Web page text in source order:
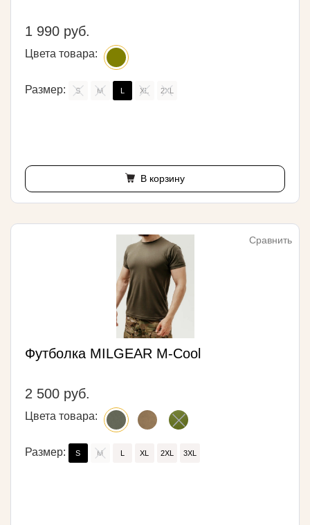
1 990 руб.
Цвета товара:
Размер: S M L XL 2XL
В корзину
Сравнить
Футболка MILGEAR M-Cool
2 500 руб.
Цвета товара:
Размер: S M L XL 2XL 3XL